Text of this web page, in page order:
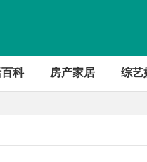
科 房产家居 综艺